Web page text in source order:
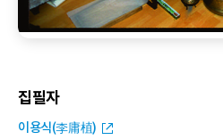
집필자
이용식(李庸植)